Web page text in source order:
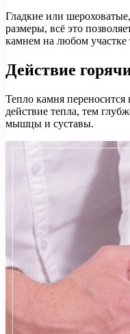
Гладкие или
размеры, всё это
камнем на любом участке
Действие
Тепло камня
действие тепла, тем
мышцы и суставы.